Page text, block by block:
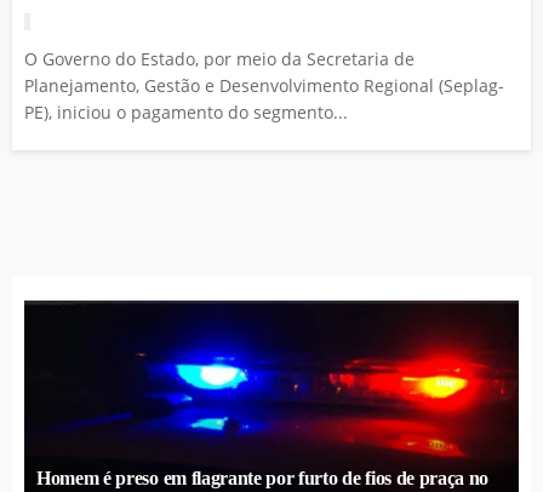
O Governo do Estado, por meio da Secretaria de
Planejamento, Gestão e Desenvolvimento Regional (Seplag-
PE), iniciou o pagamento do segmento...
Homem é preso em flagrante por furto de fios de praça no